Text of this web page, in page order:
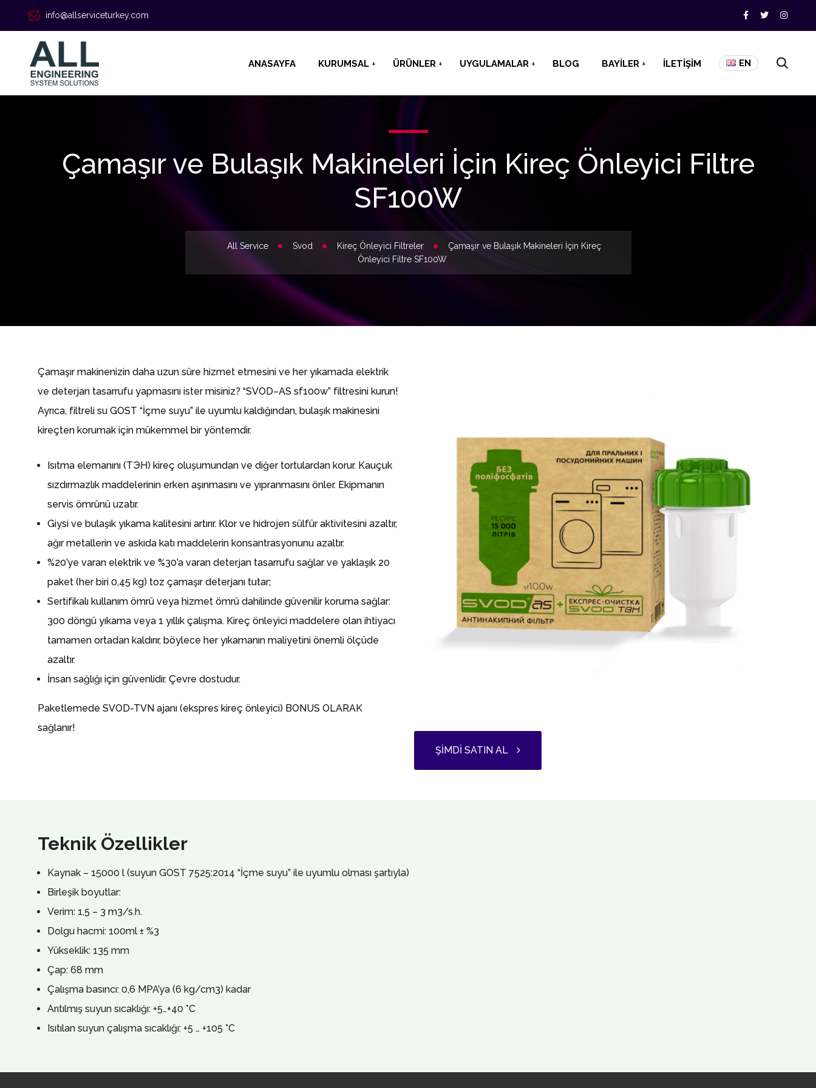
info@allserviceturkey.com
ANASAYFA KURUMSAL ÜRÜNLER UYGULAMALAR BLOG BAYİLER İLETİŞİM EN
Çamaşır ve Bulaşık Makineleri İçin Kireç Önleyici Filtre
SF100W
All Service Svod Kireç Önleyici Filtreler
Çamaşır ve Bulaşık Makineleri İçin Kireç
Önleyici Filtre SF100W
Çamaşır makinenizin daha uzun süre hizmet etmesini ve her yıkamada elektrik
ve deterjan tasarrufu yapmasını ister misiniz? “SVOD–АS sf100w” filtresini kurun!
Ayrıca, filtreli su GOST “İçme suyu” ile uyumlu kaldığından, bulaşık makinesini
kireçten korumak için mükemmel bir yöntemdir.
Isıtma elemanını (ТЭН) kireç oluşumundan ve diğer tortulardan korur. Kauçuk
sızdırmazlık maddelerinin erken aşınmasını ve yıpranmasını önler. Ekipmanın
servis ömrünü uzatır.
Giysi ve bulaşık yıkama kalitesini artırır. Klor ve hidrojen sülfür aktivitesini azaltır,
ağır metallerin ve askıda katı maddelerin konsantrasyonunu azaltır.
%20’ye varan elektrik ve %30’a varan deterjan tasarrufu sağlar ve yaklaşık 20
paket (her biri 0,45 kg) toz çamaşır deterjanı tutar;
Sertifikalı kullanım ömrü veya hizmet ömrü dahilinde güvenilir koruma sağlar:
300 döngü yıkama veya 1 yıllık çalışma. Kireç önleyici maddelere olan ihtiyacı
tamamen ortadan kaldırır, böylece her yıkamanın maliyetini önemli ölçüde
azaltır.
İnsan sağlığı için güvenlidir. Çevre dostudur.
Paketlemede SVOD-TVN ajanı (ekspres kireç önleyici) BONUS OLARAK
sağlanır!
ŞIMDI SATIN AL
Teknik Özellikler
Kaynak – 15000 l (suyun GOST 7525:2014 “İçme suyu” ile uyumlu olması şartıyla)​
Birleşik boyutlar:
Verim: 1,5 – 3 m3/s.h.
Dolgu hacmi: 100ml ± %3
Yükseklik: 135 mm
Çap: 68 mm
Çalışma basıncı: 0,6 MPA’ya (6 kg/cm3) kadar
Arıtılmış suyun sıcaklığı: +5…+40 °С
Isıtılan suyun çalışma sıcaklığı: +5 … +105 °С